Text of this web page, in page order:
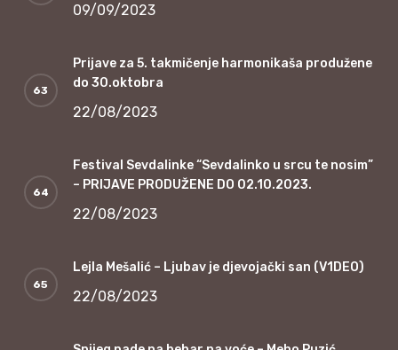
09/09/2023
Prijave za 5. takmičenje harmonikaša produžene
do 30.oktobra
22/08/2023
Festival Sevdalinke “Sevdalinko u srcu te nosim”
– PRIJAVE PRODUŽENE DO 02.10.2023.
22/08/2023
Lejla Mešalić – Ljubav je djevojački san (V1DEO)
22/08/2023